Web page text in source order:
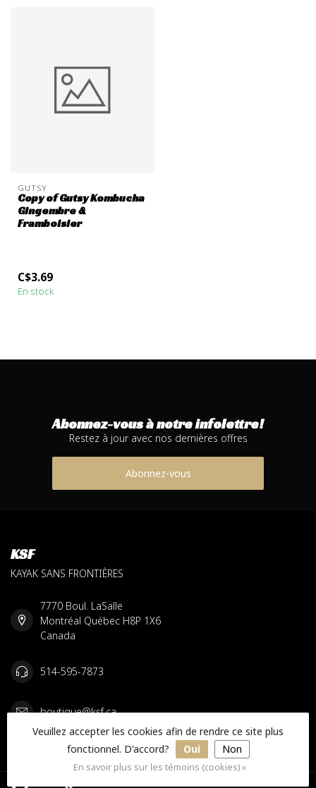
GUTSY
Copy of Gutsy Kombucha
Gingembre &
Framboisier
C$3.69
En stock
Abonnez-vous à notre infolettre!
Restez à jour avec nos dernières offres
Abonnez-vous
KSF
KAYAK SANS FRONTIÈRES
7770 Boul. LaSalle
Montréal Québec H8P 1X6
Canada
514-595-7873
boutique@ksf.ca
Catégories
Veuillez accepter les cookies afin de rendre ce site plus
fonctionnel. D'accord?
Oui Non
En savoir plus sur les témoins (cookies) »